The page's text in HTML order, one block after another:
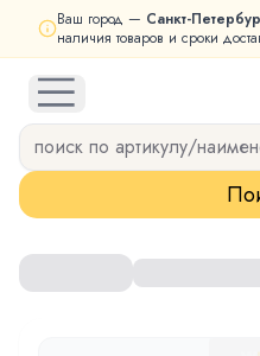
Ваш город — Санкт-
наличия товаров и сроки
open navigation menu